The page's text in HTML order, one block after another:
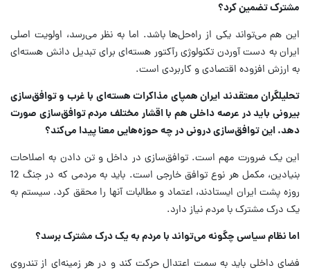
مشترک تضمین کرد؟
این هم می‌تواند یکی از راه‌حل‌ها باشد. اما به نظر می‌رسد، اولویت اصلی
ایران به دست آوردن تکنولوژی رآکتور هسته‌ای برای تبدیل دانش هسته‌ای
به ارزش افزوده اقتصادی و کاربردی است.
تحلیلگران معتقدند ایران همپای مذاکرات هسته‌ای با غرب و توافق‌سازی
بیرونی باید در عرصه داخلی هم با اقشار مختلف مردم توافق‌سازی صورت
دهد. این توافق‌سازی درونی در چه حوزه‌هایی معنا پیدا می‌کند؟
این یک ضرورت مهم است. توافق‌سازی در داخل و تن دادن به اصلاحات
بنیادین، مکمل هر نوع توافق خارجی است. باید به مردمی که در جنگ 12
روزه پشت ایران ایستادند، اعتماد و مطالبات آنها را محقق کرد. سیستم به
یک درک مشترک با مردم نیاز دارد.
اما نظام سیاسی چگونه می‌تواند با مردم به یک درک مشترک برسد؟
فضای داخلی باید به سمت اعتدال حرکت کند و در هر زمینه‌ای از تندروی